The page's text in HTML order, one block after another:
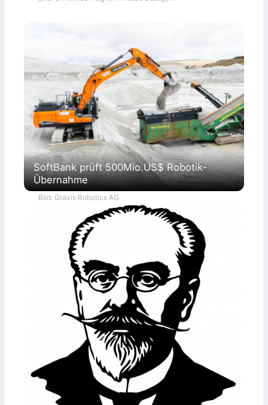
SoftBank prüft 500Mio.US$ Robotik-
Übernahme
Bild: Gravis Robotics AG